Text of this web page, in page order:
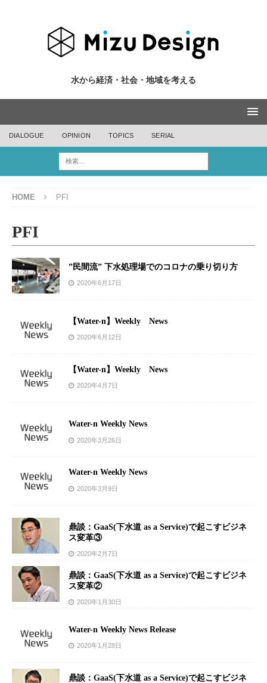
水から経済・社会・地域を考える
DIALOGUE OPINION TOPICS SERIAL
HOME PFI
PFI
”民間流” 下水処理場でのコロナの乗り切り方
2020年6月17日
【Water-n】Weekly News
2020年6月12日
【Water-n】Weekly News
2020年4月7日
Water-n Weekly News
2020年3月26日
Water-n Weekly News
2020年3月9日
鼎談：GaaS(下水道 as a Service)で起こすビジネ
ス変革③
2020年2月7日
鼎談：GaaS(下水道 as a Service)で起こすビジネ
ス変革②
2020年1月30日
Water-n Weekly News Release
2020年1月28日
鼎談：GaaS(下水道 as a Service)で起こすビジネ